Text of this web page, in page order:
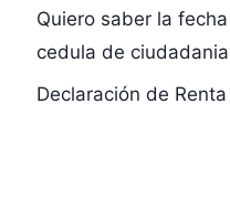
Quiero saber la
cedula de ciudadania
Declaración de